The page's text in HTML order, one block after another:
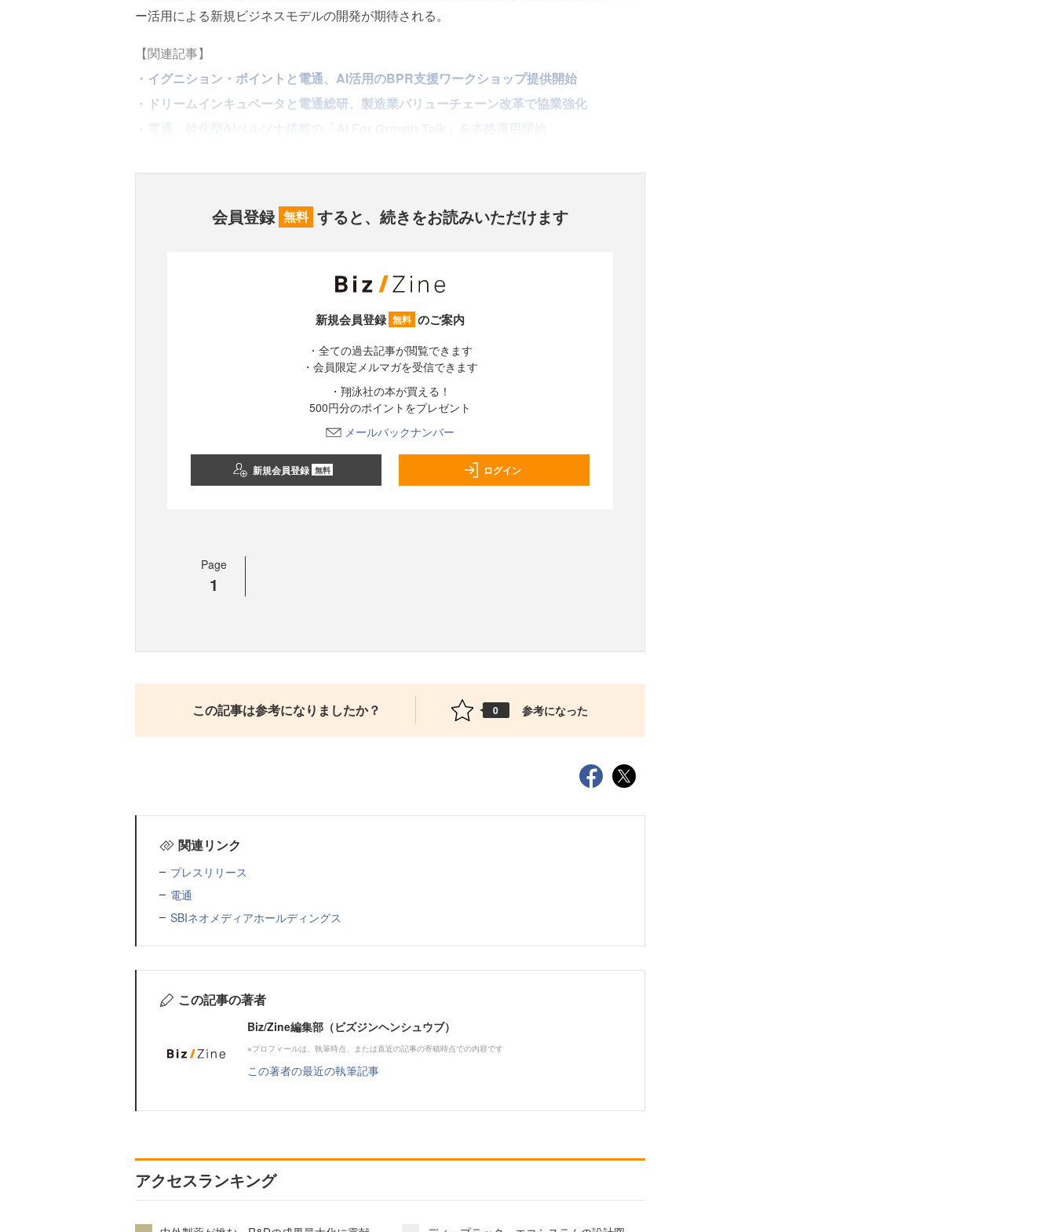
ー活用による新規ビジネスモデルの開発が期待される。
【関連記事】
・ イグニション・ポイントと電通、AI活用のBPR支援ワークショップ提供開始
・ ドリームインキュベータと電通総研、製造業バリューチェーン改革で協業強化
会員登録 無料 すると、続きをお読みいただけます
新規会員登録 無料 のご案内
・全ての過去記事が閲覧できます
・会員限定メルマガを受信できます
・翔泳社の本が買える！
500円分のポイントをプレゼント
メールバックナンバー
新規会員登録 無料 ログイン
Page
1
この記事は参考になりましたか？ 0 参考になった
関連リンク
プレスリリース
電通
SBIネオメディアホールディングス
この記事の著者
Biz/Zine編集部（ビズジンヘンシュウブ）
※プロフィールは、執筆時点、または直近の記事の寄稿時点での内容です
この著者の最近の執筆記事
アクセスランキング